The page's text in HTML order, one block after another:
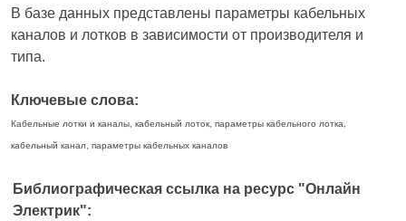
В базе данных представлены параметры кабельных
каналов и лотков в зависимости от производителя и
типа.
Ключевые слова:
Кабельные лотки и каналы, кабельный лоток, параметры кабельного лотка,
кабельный канал, параметры кабельных каналов
Библиографическая ссылка на ресурс "Онлайн
Электрик":